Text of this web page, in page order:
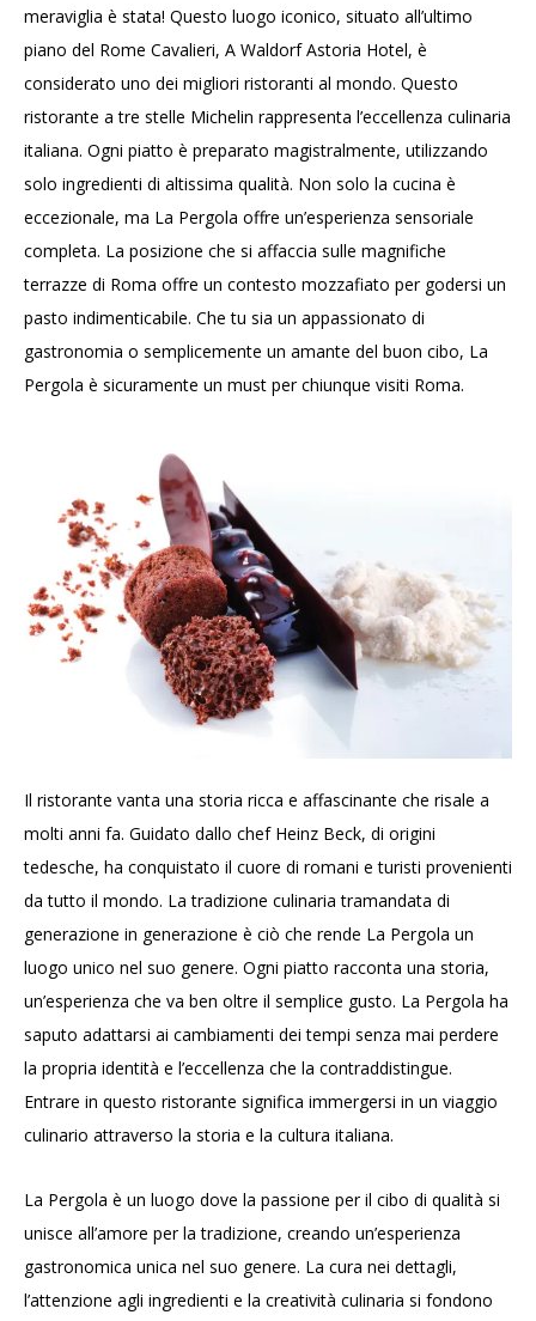
meraviglia è stata! Questo luogo iconico, situato all’ultimo
piano del Rome Cavalieri, A Waldorf Astoria Hotel, è
considerato uno dei migliori ristoranti al mondo. Questo
ristorante a tre stelle Michelin rappresenta l’eccellenza culinaria
italiana. Ogni piatto è preparato magistralmente, utilizzando
solo ingredienti di altissima qualità. Non solo la cucina è
eccezionale, ma La Pergola offre un’esperienza sensoriale
completa. La posizione che si affaccia sulle magnifiche
terrazze di Roma offre un contesto mozzafiato per godersi un
pasto indimenticabile. Che tu sia un appassionato di
gastronomia o semplicemente un amante del buon cibo, La
Pergola è sicuramente un must per chiunque visiti Roma.
Il ristorante vanta una storia ricca e affascinante che risale a
molti anni fa. Guidato dallo chef Heinz Beck, di origini
tedesche, ha conquistato il cuore di romani e turisti provenienti
da tutto il mondo. La tradizione culinaria tramandata di
generazione in generazione è ciò che rende La Pergola un
luogo unico nel suo genere. Ogni piatto racconta una storia,
un’esperienza che va ben oltre il semplice gusto. La Pergola ha
saputo adattarsi ai cambiamenti dei tempi senza mai perdere
la propria identità e l’eccellenza che la contraddistingue.
Entrare in questo ristorante significa immergersi in un viaggio
culinario attraverso la storia e la cultura italiana.
La Pergola è un luogo dove la passione per il cibo di qualità si
unisce all’amore per la tradizione, creando un’esperienza
gastronomica unica nel suo genere. La cura nei dettagli,
l’attenzione agli ingredienti e la creatività culinaria si fondono